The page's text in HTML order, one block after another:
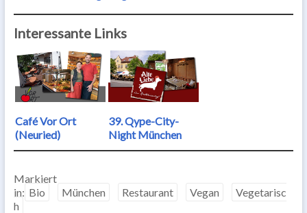
Interessante Links
Café Vor Ort
(Neuried)
39. Qype-City-
Night München
Markiert
in: Bio München Restaurant Vegan
Vegetarisc
h